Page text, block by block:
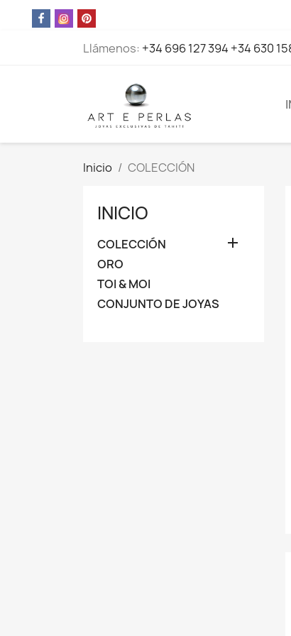
Llámenos: +34 696 127 394 +34 630
Inicio COLECCIÓN
INICIO
COLECCIÓN 
ORO
TOI & MOI
CONJUNTO DE JOYAS